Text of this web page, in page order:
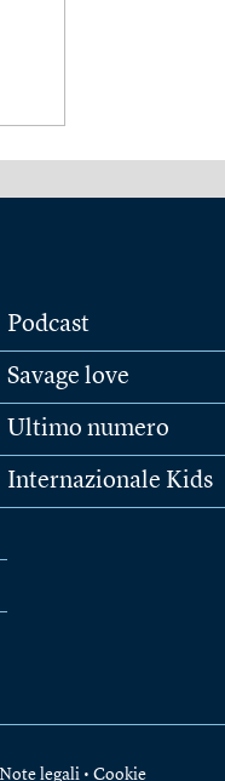
Podcast
Savage love
Ultimo numero
Internazionale Kids
Note legali • Cookie